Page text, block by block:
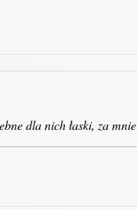
dla nich łaski, za